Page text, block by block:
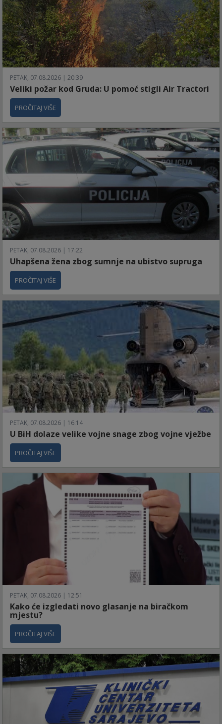
PETAK, 07.08.2026 | 20:39
Veliki požar kod Gruda: U pomoć stigli Air Tractori
PROČITAJ VIŠE
PETAK, 07.08.2026 | 17:22
Uhapšena žena zbog sumnje na ubistvo supruga
PROČITAJ VIŠE
PETAK, 07.08.2026 | 16:14
U BiH dolaze velike vojne snage zbog vojne vježbe
PROČITAJ VIŠE
PETAK, 07.08.2026 | 12:51
Kako će izgledati novo glasanje na biračkom
mjestu?
PROČITAJ VIŠE